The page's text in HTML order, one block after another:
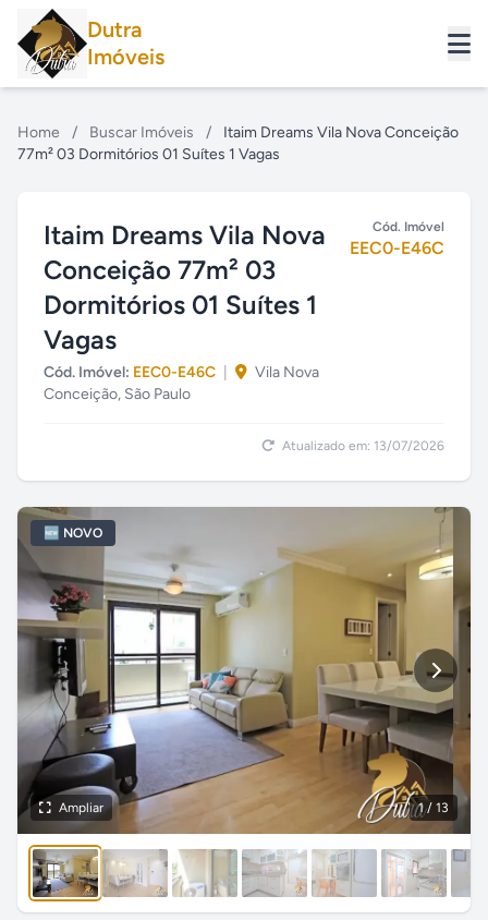
Dutra
Imóveis
Home / Buscar Imóveis /
Itaim Dreams Vila Nova Conceição
77m² 03 Dormitórios 01 Suítes 1 Vagas
Itaim Dreams Vila Nova
Conceição 77m² 03
Dormitórios 01 Suítes 1
Vagas
Cód. Imóvel: EEC0-E46C
Vila Nova
Conceição, São Paulo
Cód. Imóvel
EEC0-E46C
Atualizado em: 13/07/2026
1/ 13
🆕 NOVO
Ampliar